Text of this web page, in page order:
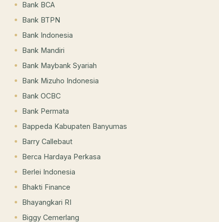
Bank BCA
Bank BTPN
Bank Indonesia
Bank Mandiri
Bank Maybank Syariah
Bank Mizuho Indonesia
Bank OCBC
Bank Permata
Bappeda Kabupaten Banyumas
Barry Callebaut
Berca Hardaya Perkasa
Berlei Indonesia
Bhakti Finance
Bhayangkari RI
Biggy Cemerlang